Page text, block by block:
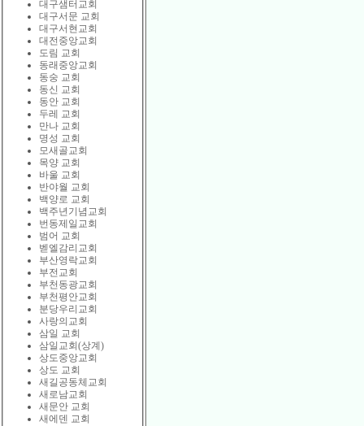
대구샘터교회
대구서문 교회
대구서현교회
대전중앙교회
도림 교회
동래중앙교회
동숭 교회
동신 교회
동안 교회
두레 교회
만나 교회
명성 교회
모새골교회
목양 교회
바울 교회
반야월 교회
백양로 교회
백주년기념교회
번동제일교회
범어 교회
벧엘감리교회
부산영락교회
부전교회
부천동광교회
부천평안교회
분당우리교회
사랑의교회
삼일 교회
삼일교회(상계)
상도중앙교회
상도 교회
새길공동체교회
새로남교회
새문안 교회
새에덴 교회